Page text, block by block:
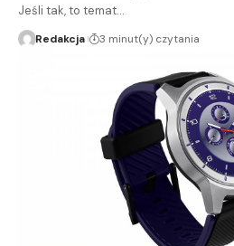
Jeśli tak, to temat…
Redakcja 3 minut(y) czytania